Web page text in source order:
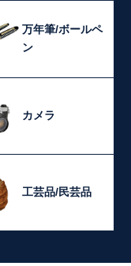
万年筆/ボールペ
ン
カメラ
工芸品/民芸品